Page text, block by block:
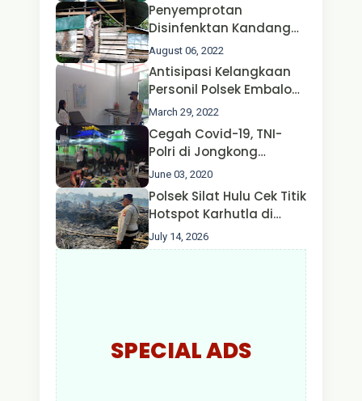
Penyemprotan
Disinfenktan Kandang
Ternak Kambing warga
Oleh Satgas Ops Aman
Nusa II Polda Kalbar*
August 06, 2022
Antisipasi Kelangkaan
Personil Polsek Embaloh
Hulu Gencar Lakukan
Pengecekan Oksigen
March 29, 2022
Cegah Covid-19, TNI-
Polri di Jongkong
Himbau Masyarakat
Jangan Kumpul Hinga
Larut Malam.
June 03, 2020
Polsek Silat Hulu Cek Titik
Hotspot Karhutla di
Desa Nanga Dangkan,
Api Ditemukan Sudah
July 14, 2026
SPECIAL ADS